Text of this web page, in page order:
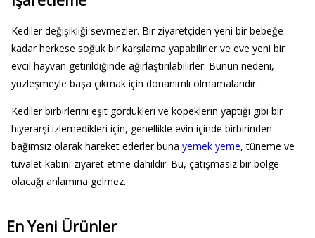
Kediler değişikliği sevmezler. Bir ziyaretçiden yeni bir bebeğe
kadar herkese soğuk bir karşılama yapabilirler ve eve yeni bir
evcil hayvan getirildiğinde ağırlaştırılabilirler. Bunun nedeni,
yüzleşmeyle başa çıkmak için donanımlı olmamalarıdır.
Kediler birbirlerini eşit gördükleri ve köpeklerin yaptığı gibi bir
hiyerarşi izlemedikleri için, genellikle evin içinde birbirinden
bağımsız olarak hareket ederler buna yemek yeme, tüneme ve
tuvalet kabını ziyaret etme dahildir. Bu, çatışmasız bir bölge
olacağı anlamına gelmez.
En Yeni Ürünler